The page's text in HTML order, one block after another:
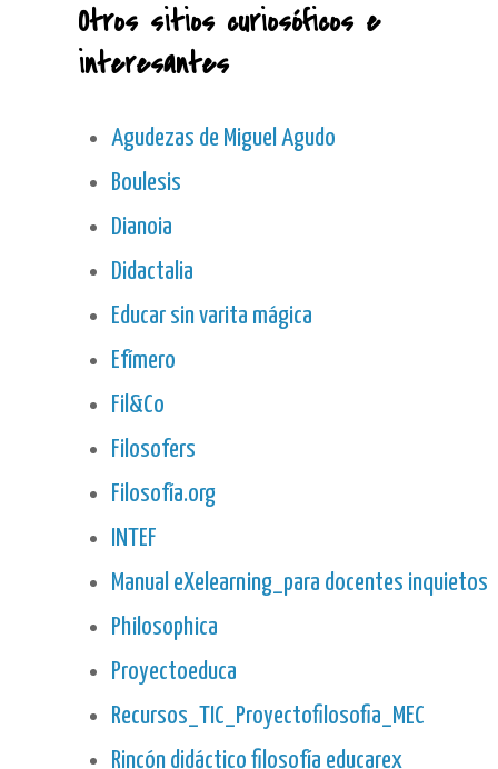
Otros sitios curiosóficos e
interesantes
Agudezas de Miguel Agudo
Boulesis
Dianoia
Didactalia
Educar sin varita mágica
Efímero
Fil&Co
Filosofers
Filosofía.org
INTEF
Manual eXelearning_para docentes inquietos
Philosophica
Proyectoeduca
Recursos_TIC_Proyectofilosofia_MEC
Rincón didáctico filosofía educarex